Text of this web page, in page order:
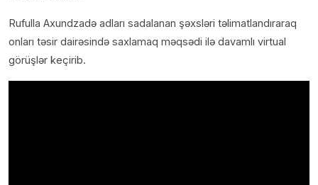
Rufulla Axundzadə adları sadalanan şəxsləri təlimatlandıraraq
onları təsir dairəsində saxlamaq məqsədi ilə davamlı virtual
görüşlər keçirib.